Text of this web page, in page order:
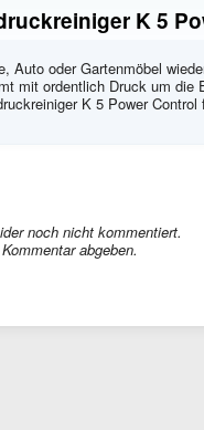
K 5
Auto oder Gartenmöbel
mit ordentlich Druck um
K 5 Power
noch nicht kommentiert.
abgeben.